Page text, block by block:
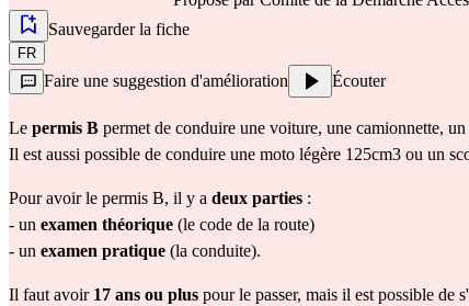
Sauvegarder la fiche
FR
Faire une suggestion d'amélioration Écouter
Le permis B permet de conduire une voiture, une camionnette,
Il est aussi possible de conduire une moto légère 125cm3 ou un
Pour avoir le permis B, il y a deux parties :
- un examen théorique (le code de la route)
- un examen pratique (la conduite).
Il faut avoir 17 ans ou plus pour le passer, mais il est possible de